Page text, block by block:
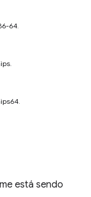
64.
está sendo